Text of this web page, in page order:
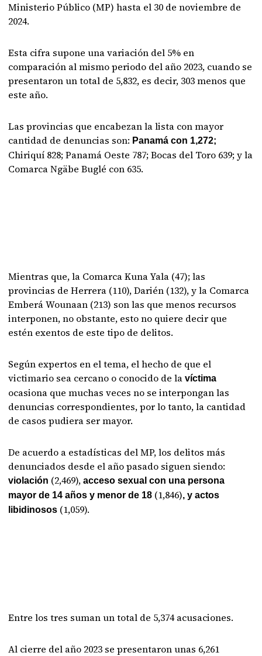
Ministerio Público (MP) hasta el 30 de noviembre de
2024.
Esta cifra supone una variación del 5% en
comparación al mismo periodo del año 2023, cuando se
presentaron un total de 5,832, es decir, 303 menos que
este año.
Las provincias que encabezan la lista con mayor
cantidad de denuncias son: Panamá con 1,272;
Chiriquí 828; Panamá Oeste 787; Bocas del Toro 639; y la
Comarca Ngäbe Buglé con 635.
Mientras que, la Comarca Kuna Yala (47); las
provincias de Herrera (110), Darién (132), y la Comarca
Emberá Wounaan (213) son las que menos recursos
interponen, no obstante, esto no quiere decir que
estén exentos de este tipo de delitos.
Según expertos en el tema, el hecho de que el
victimario sea cercano o conocido de lavíctima
ocasiona que muchas veces no se interpongan las
denuncias correspondientes, por lo tanto, la cantidad
de casos pudiera ser mayor.
De acuerdo a estadísticas del MP, los delitos más
denunciados desde el año pasado siguen siendo:
violación (2,469), acceso sexual con una persona
mayor de 14 años y menor de 18 (1,846), y actos
libidinosos (1,059).
Entre los tres suman un total de 5,374 acusaciones.
Al cierre del año 2023 se presentaron unas 6,261